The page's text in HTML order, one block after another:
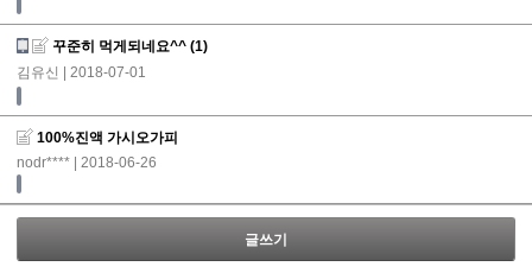
꾸준히 먹게되네요^^ (1)
김유신
| 2018-07-01
100%진액 가시오가피
nodr****
| 2018-06-26
글쓰기